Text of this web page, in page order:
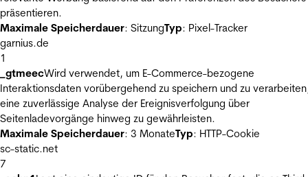
präsentieren.
Maximale Speicherdauer: SitzungTyp: Pixel-Tracker
garnius.de
1
_gtmeecWird verwendet, um E-Commerce-bezogene
Interaktionsdaten vorübergehend zu speichern und zu
eine zuverlässige Analyse der Ereignisverfolgung über
Seitenladevorgänge hinweg zu gewährleisten.
Maximale Speicherdauer: 3 MonateTyp: HTTP-Cookie
sc-static.net
7